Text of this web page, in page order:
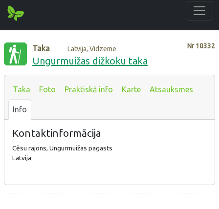
Nr10332
Taka Latvija, Vidzeme
Ungurmuižas dižkoku taka
Taka Foto Praktiskā info Karte Atsauksmes
Info
Kontaktinformācija
Cēsu rajons, Ungurmuižas pagasts
Latvija